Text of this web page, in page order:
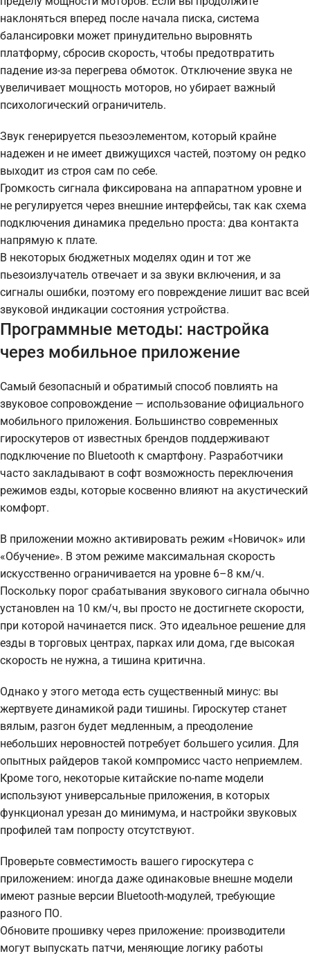
наклоняться вперед после начала писка, система
балансировки может принудительно выровнять
платформу, сбросив скорость, чтобы предотвратить
падение из-за перегрева обмоток. Отключение звука не
увеличивает мощность моторов, но убирает важный
психологический ограничитель.
Звук генерируется пьезоэлементом, который крайне
надежен и не имеет движущихся частей, поэтому он редко
выходит из строя сам по себе.
Громкость сигнала фиксирована на аппаратном уровне и
не регулируется через внешние интерфейсы, так как схема
подключения динамика предельно проста: два контакта
напрямую к плате.
В некоторых бюджетных моделях один и тот же
пьезоизлучатель отвечает и за звуки включения, и за
сигналы ошибки, поэтому его повреждение лишит вас всей
звуковой индикации состояния устройства.
Программные методы: настройка
через мобильное приложение
Самый безопасный и обратимый способ повлиять на
звуковое сопровождение — использование официального
мобильного приложения. Большинство современных
гироскутеров от известных брендов поддерживают
подключение по Bluetooth к смартфону. Разработчики
часто закладывают в софт возможность переключения
режимов езды, которые косвенно влияют на акустический
комфорт.
В приложении можно активировать режим «Новичок» или
«Обучение». В этом режиме максимальная скорость
искусственно ограничивается на уровне 6–8 км/ч.
Поскольку порог срабатывания звукового сигнала обычно
установлен на 10 км/ч, вы просто не достигнете скорости,
при которой начинается писк. Это идеальное решение для
езды в торговых центрах, парках или дома, где высокая
скорость не нужна, а тишина критична.
Однако у этого метода есть существенный минус: вы
жертвуете динамикой ради тишины. Гироскутер станет
вялым, разгон будет медленным, а преодоление
небольших неровностей потребует большего усилия. Для
опытных райдеров такой компромисс часто неприемлем.
Кроме того, некоторые китайские no-name модели
используют универсальные приложения, в которых
функционал урезан до минимума, и настройки звуковых
профилей там попросту отсутствуют.
Проверьте совместимость вашего гироскутера с
приложением: иногда даже одинаковые внешне модели
имеют разные версии Bluetooth-модулей, требующие
разного ПО.
Обновите прошивку через приложение: производители
могут выпускать патчи, меняющие логику работы